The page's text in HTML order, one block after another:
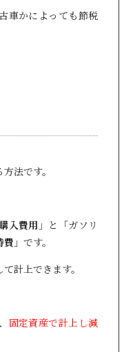
車かによっても節税
法です。
購入費用 」と「ガソリ
費 」です。
計上できます。
固定資産で計上し減